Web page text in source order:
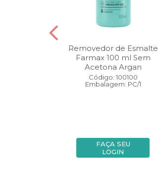
Removedor de Esmalte
Farmax 100 ml Sem
Acetona Argan
Código: 100100
Embalagem: PC/1
FAÇA SEU
LOGIN